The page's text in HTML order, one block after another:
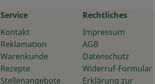
Service
Kontakt
Reklamation
Warenkunde
Rezepte
Stellenangebote
Rechtliches
Impressum
AGB
Datenschutz
Widerruf-Formular
Erklärung zur